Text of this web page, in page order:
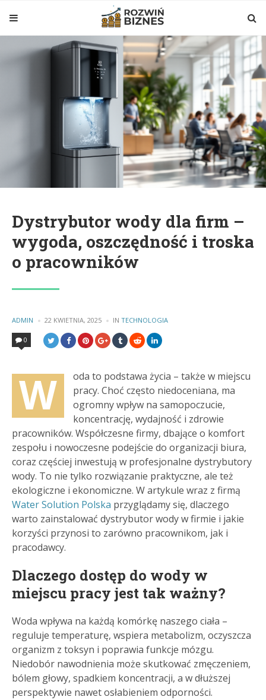
Dystrybutor wody dla firm –
wygoda, oszczędność i troska
o pracowników
POSTED
BY
ADMIN 22 KWIETNIA, 2025 IN POSTED
IN
TECHNOLOGIA
0
W
oda to podstawa życia – także w miejscu
pracy. Choć często niedoceniana, ma
ogromny wpływ na samopoczucie,
koncentrację, wydajność i zdrowie
pracowników. Współczesne firmy, dbające o komfort
zespołu i nowoczesne podejście do organizacji biura,
coraz częściej inwestują w profesjonalne dystrybutory
wody. To nie tylko rozwiązanie praktyczne, ale też
ekologiczne i ekonomiczne. W artykule wraz z firmą
Water Solution Polska przyglądamy się, dlaczego
warto zainstalować dystrybutor wody w firmie i jakie
korzyści przynosi to zarówno pracownikom, jak i
pracodawcy.
Dlaczego dostęp do wody w
miejscu pracy jest tak ważny?
Woda wpływa na każdą komórkę naszego ciała –
reguluje temperaturę, wspiera metabolizm, oczyszcza
organizm z toksyn i poprawia funkcje mózgu.
Niedobór nawodnienia może skutkować zmęczeniem,
bólem głowy, spadkiem koncentracji, a w dłuższej
perspektywie nawet osłabieniem odporności.